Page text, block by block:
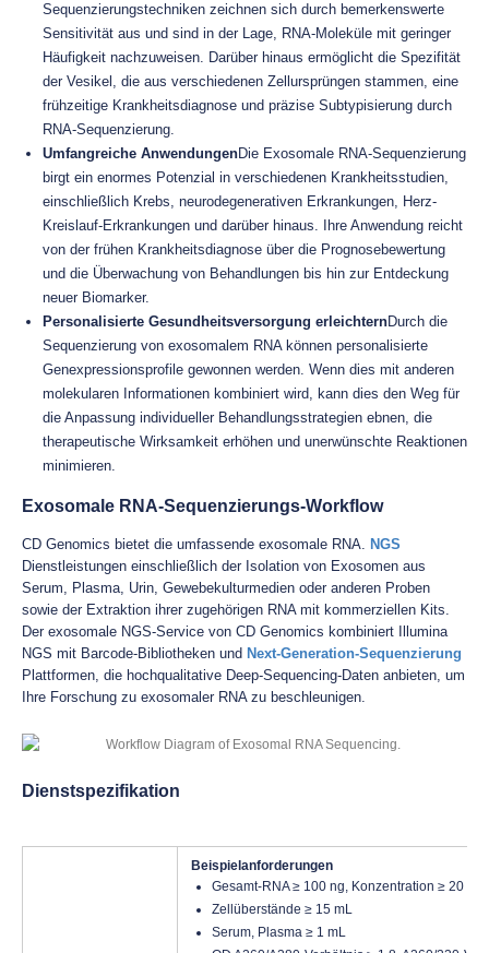
Sequenzierungstechniken zeichnen sich durch bemerkenswerte
Sensitivität aus und sind in der Lage, RNA-Moleküle mit geringer
Häufigkeit nachzuweisen. Darüber hinaus ermöglicht die Spezifität
der Vesikel, die aus verschiedenen Zellursprüngen stammen, eine
frühzeitige Krankheitsdiagnose und präzise Subtypisierung durch
RNA-Sequenzierung.
Umfangreiche AnwendungenDie Exosomale RNA-Sequenzierung
birgt ein enormes Potenzial in verschiedenen Krankheitsstudien,
einschließlich Krebs, neurodegenerativen Erkrankungen, Herz-
Kreislauf-Erkrankungen und darüber hinaus. Ihre Anwendung reicht
von der frühen Krankheitsdiagnose über die Prognosebewertung
und die Überwachung von Behandlungen bis hin zur Entdeckung
neuer Biomarker.
Personalisierte Gesundheitsversorgung erleichternDurch die
Sequenzierung von exosomalem RNA können personalisierte
Genexpressionsprofile gewonnen werden. Wenn dies mit anderen
molekularen Informationen kombiniert wird, kann dies den Weg für
die Anpassung individueller Behandlungsstrategien ebnen, die
therapeutische Wirksamkeit erhöhen und unerwünschte Reaktionen
minimieren.
Exosomale RNA-Sequenzierungs-Workflow
CD Genomics bietet die umfassende exosomale RNA. NGS
Dienstleistungen einschließlich der Isolation von Exosomen aus
Serum, Plasma, Urin, Gewebekulturmedien oder anderen Proben
sowie der Extraktion ihrer zugehörigen RNA mit kommerziellen Kits.
Der exosomale NGS-Service von CD Genomics kombiniert Illumina
NGS mit Barcode-Bibliotheken und Next-Generation-Sequenzierung
Plattformen, die hochqualitative Deep-Sequencing-Daten anbieten, um
Ihre Forschung zu exosomaler RNA zu beschleunigen.
Dienstspezifikation
Beispielanforderungen
Gesamt-RNA ≥ 100 ng, Konzentration ≥ 20 ng/
Zellüberstände ≥ 15 mL
Serum, Plasma ≥ 1 mL